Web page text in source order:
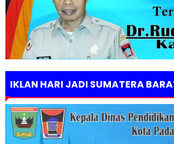
IKLAN HARI JADI SUMATERA